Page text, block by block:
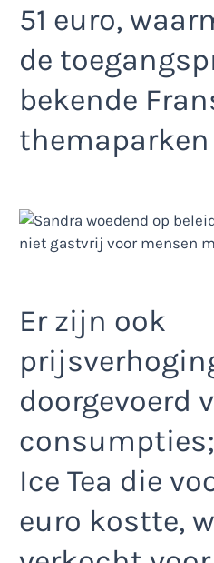
51 euro,
de
bekende
Er zijn ook
doorgevoerd
Ice Tea die
euro kostte,